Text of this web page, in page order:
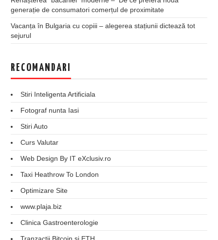
generație de consumatori comerțul de proximitate
Vacanța în Bulgaria cu copiii – alegerea stațiunii dictează tot
sejurul
RECOMANDARI
Stiri Inteligenta Artificiala
Fotograf nunta Iasi
Stiri Auto
Curs Valutar
Web Design By IT eXclusiv.ro
Taxi Heathrow To London
Optimizare Site
www.plaja.biz
Clinica Gastroenterologie